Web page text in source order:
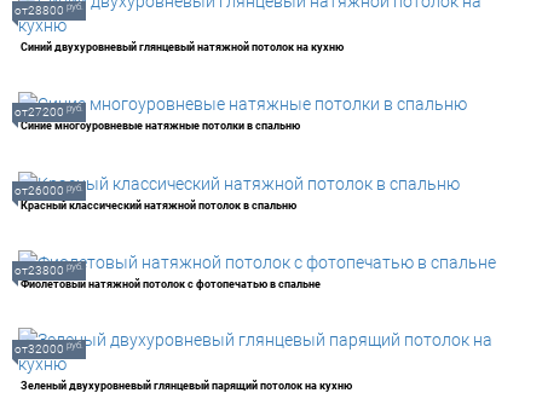
Синий двухуровневый глянцевый натяжной потолок на кухню
от28800 руб.
Синие многоуровневые натяжные потолки в спальню
от27200 руб.
Красный классический натяжной потолок в спальню
от26000 руб.
Фиолетовый натяжной потолок с фотопечатью в спальне
от23800 руб.
Зеленый двухуровневый глянцевый парящий потолок на кухню
от32000 руб.